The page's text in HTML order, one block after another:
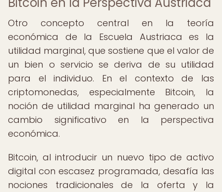
Otro concepto central en la teoría
económica de la Escuela Austriaca es la
utilidad marginal, que sostiene que el valor de
un bien o servicio se deriva de su utilidad
para el individuo. En el contexto de las
criptomonedas, especialmente Bitcoin, la
noción de utilidad marginal ha generado un
cambio significativo en la perspectiva
económica.
Bitcoin, al introducir un nuevo tipo de activo
digital con escasez programada, desafía las
nociones tradicionales de la oferta y la